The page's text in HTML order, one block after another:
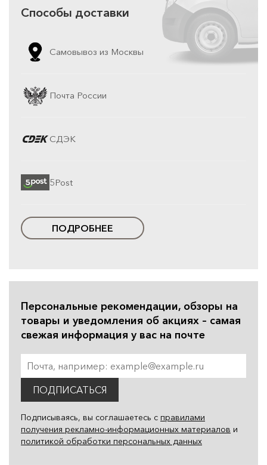
Способы доставки
Самовывоз из Москвы
Почта России
СДЭК
5Post
ПОДРОБНЕЕ
Персональные рекомендации, обзоры на
товары и уведомления об акциях – самая
свежая информация у вас на почте
ПОДПИСАТЬСЯ
Подписываясь, вы соглашаетесь с правилами
получения рекламно-информационных материалов и
политикой обработки персональных данных